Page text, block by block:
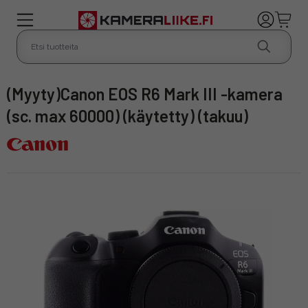
(Myyty)Canon EOS R6 Mark III -kamera
(sc. max 60000) (käytetty) (takuu)